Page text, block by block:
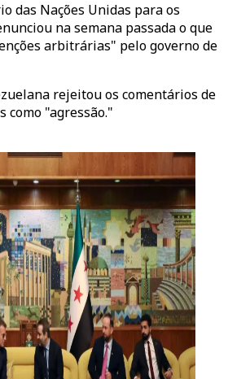
das Nações Unidas para os
na semana passada o que
arbitrárias" pelo governo de
rejeitou os comentários de
como "agressão."